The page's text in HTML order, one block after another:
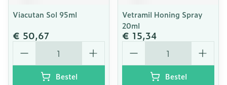
Viacutan Sol 95ml
€ 50,67
Aantal
Bestel
Vetramil Honing Spray
20ml
€ 15,34
Aantal
Bestel